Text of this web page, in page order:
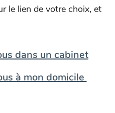
le lien de votre choix, et
dans un cabinet
à mon domicile